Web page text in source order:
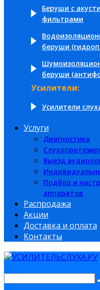
Беруши с
фильтрами
беруши
беруши
Усилители:
Усилители
Услуги
Диагностика
Выезд
Подбор и
аппаратов
Распродажа
Акции
Доставка и оплата
Контакты